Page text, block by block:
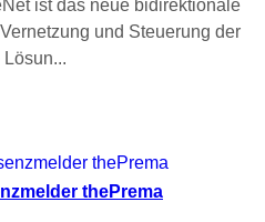
ist das neue bidirektionale
und Steuerung der
thePrema